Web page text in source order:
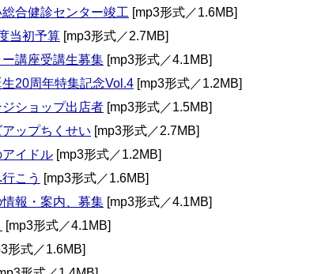
合健診センター竣工 [mp3形式／1.6MB]
当初予算 [mp3形式／2.7MB]
ー講座受講生募集 [mp3形式／4.1MB]
20周年特集記念Vol.4 [mp3形式／1.2MB]
ショップ出店者 [mp3形式／1.5MB]
ップちくせい [mp3形式／2.7MB]
イドル [mp3形式／1.2MB]
こう [mp3形式／1.6MB]
報・案内、募集 [mp3形式／4.1MB]
[mp3形式／4.1MB]
形式／1.6MB]